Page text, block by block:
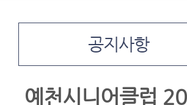
공지사항
예천시니어클럽